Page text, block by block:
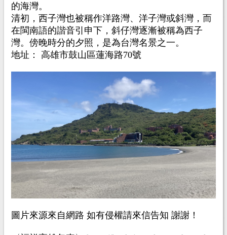
的海灣。
清初，西子灣也被稱作洋路灣、洋子灣或斜灣，而
在閩南語的諧音引申下，斜仔灣逐漸被稱為西子
灣。傍晚時分的夕照，是為台灣名景之一。
地址： 高雄市鼓山區蓮海路70號
圖片來源來自網路 如有侵權請來信告知 謝謝！